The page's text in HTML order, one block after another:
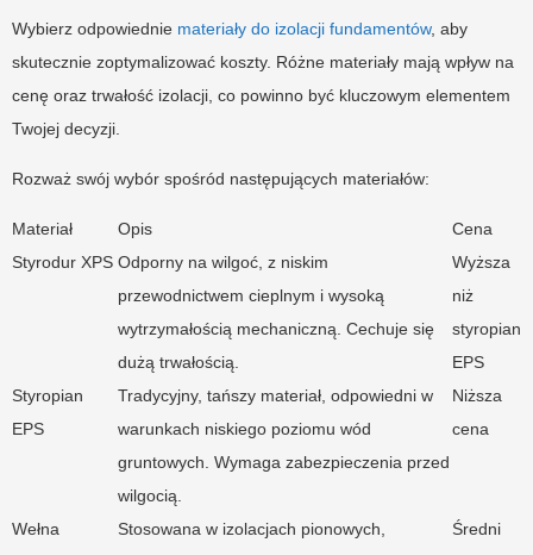
Wybierz odpowiednie materiały do izolacji fundamentów, aby
skutecznie zoptymalizować koszty. Różne materiały mają wpływ na
cenę oraz trwałość izolacji, co powinno być kluczowym elementem
Twojej decyzji.
Rozważ swój wybór spośród następujących materiałów:
Materiał Opis
Cena
Styrodur XPS Odporny na wilgoć, z niskim
przewodnictwem cieplnym i wysoką
wytrzymałością mechaniczną. Cechuje się
dużą trwałością.
Wyższa
niż
styropian
EPS
Styropian
EPS
Tradycyjny, tańszy materiał, odpowiedni w
warunkach niskiego poziomu wód
gruntowych. Wymaga zabezpieczenia przed
wilgocią.
Niższa
cena
Wełna
Stosowana w izolacjach pionowych,
Średni